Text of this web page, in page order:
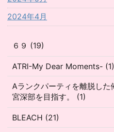
2024年4月
６９ (19)
ATRI-My Dear Moments- (1)
Aランクパーティを離脱した
宮深部を目指す。 (1)
BLEACH (21)